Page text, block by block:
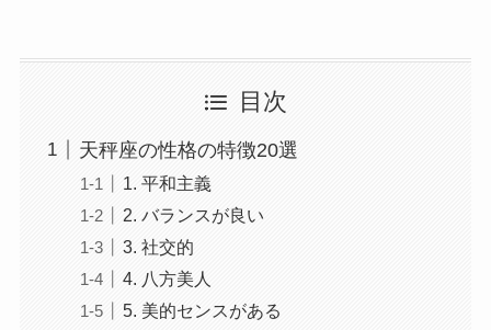
目次
天秤座の性格の特徴20選
1. 平和主義
2. バランスが良い
3. 社交的
4. 八方美人
5. 美的センスがある